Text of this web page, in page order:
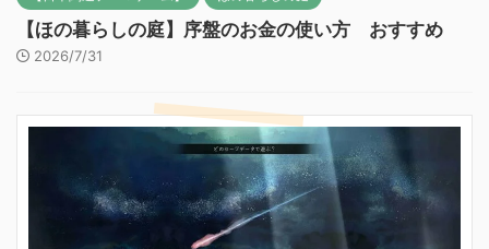
【ほの暮らしの庭】序盤のお金の使い方 おすすめ
2026/7/31